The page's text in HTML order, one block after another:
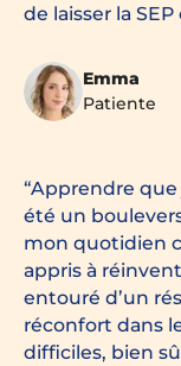
de laisser la
Emma
Patiente
Apprendre que
été un
mon quotidien
appris à
entouré d’un
réconfort dans
difficiles, bien